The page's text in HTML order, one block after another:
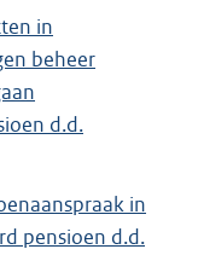
in
beheer
d.d.
in
pensioen d.d.